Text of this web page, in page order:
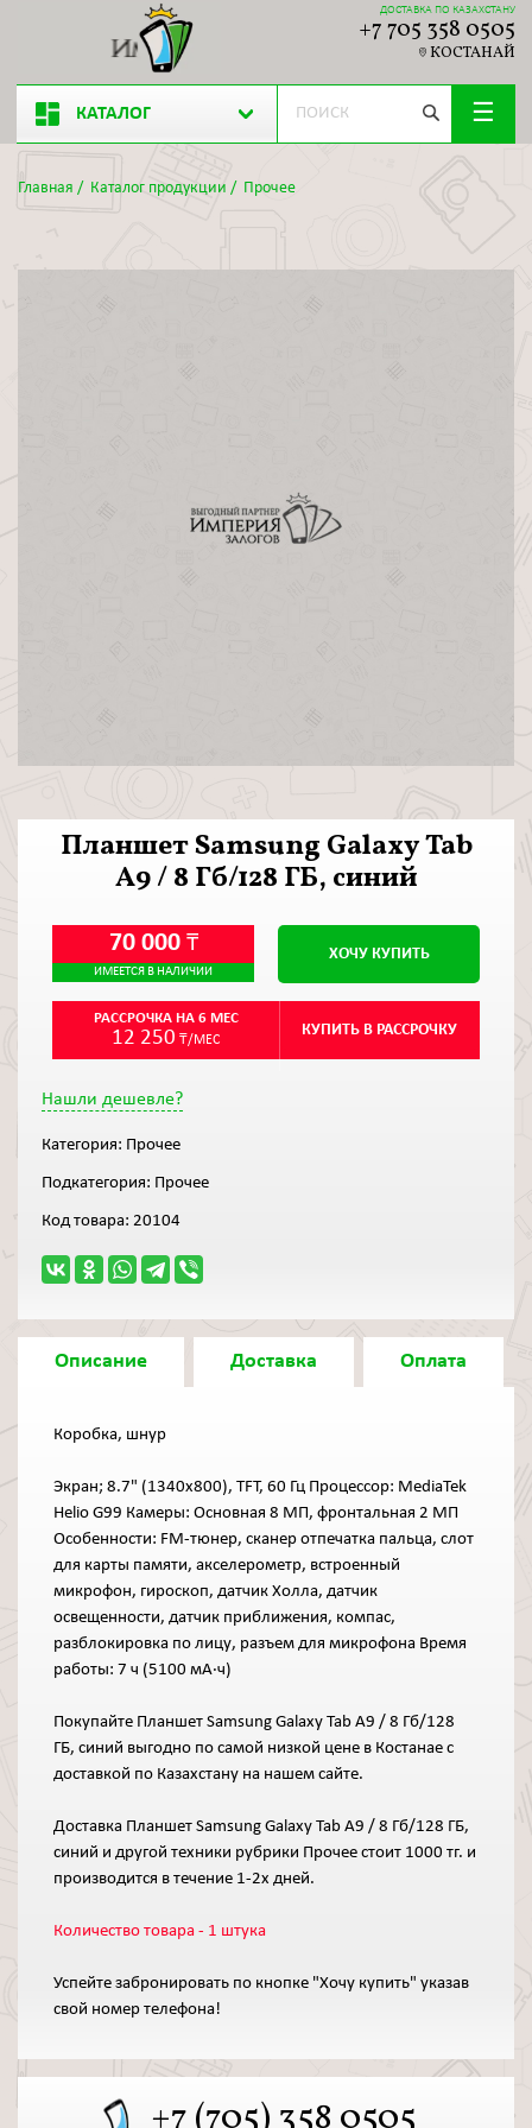
ДОСТАВКА ПО КАЗАХСТАНУ
+7 705 358 0505
КОСТАНАЙ
КАТАЛОГ
Главная / Каталог продукции / Прочее
Планшет Samsung Galaxy Tab
A9 / 8 Гб/128 ГБ, синий
70 000 ₸
ИМЕЕТСЯ В НАЛИЧИИ
ХОЧУ КУПИТЬ
РАССРОЧКА НА 6 МЕС
12 250 ₸/МЕС
КУПИТЬ В РАССРОЧКУ
Нашли дешевле?
Категория: Прочее
Подкатегория: Прочее
Код товара: 20104
Описание Доставка Оплата
Коробка, шнур
Экран; 8.7" (1340x800), TFT, 60 Гц Процессор: MediaTek
Helio G99 Камеры: Основная 8 МП, фронтальная 2 МП
Особенности: FM-тюнер, cканер отпечатка пальца, cлот
для карты памяти, акселерометр, встроенный
микрофон, гироскоп, датчик Холла, датчик
освещенности, датчик приближения, компас,
разблокировка по лицу, разъем для микрофона Время
работы: 7 ч (5100 мА·ч)
Покупайте Планшет Samsung Galaxy Tab A9 / 8 Гб/128
ГБ, синий выгодно по самой низкой цене в Костанае с
доставкой по Казахстану на нашем сайте.
Доставка Планшет Samsung Galaxy Tab A9 / 8 Гб/128 ГБ,
синий и другой техники рубрики Прочее стоит 1000 тг. и
производится в течение 1-2х дней.
Количество товара - 1 штука
Успейте забронировать по кнопке "Хочу купить" указав
свой номер телефона!